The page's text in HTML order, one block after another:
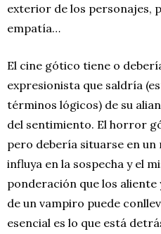
exterior de los personajes,
empatía…
El cine gótico tiene o
expresionista que saldría
términos lógicos) de su
del sentimiento. El horror
pero debería situarse en
influya en la sospecha y el
ponderación que los aliente
de un vampiro puede
esencial es lo que está